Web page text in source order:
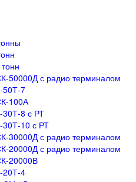
50000Д с радио терминалом
50Т-7
100А
30Т-8 с РТ
30Т-10 с РТ
30000Д с радио терминалом
20000Д с радио терминалом
20000В
20Т-4